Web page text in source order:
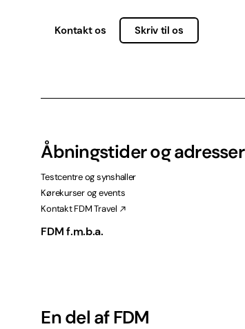
Kontakt os Skriv til os
Åbningstider og adresser
Testcentre og synshaller
Kørekurser og events
Kontakt FDM Travel
FDM f.m.b.a.
En del af FDM